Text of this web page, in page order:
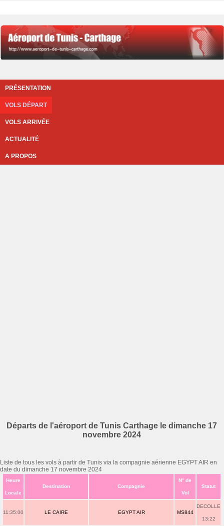
PRÉSENTATION
VOLS DÉPART
VOLS ARRIVÉE
ACTUALITÉ
A PROPOS
Départs de l'aéroport de Tunis Carthage le dimanche 17
novembre 2024
Liste de tous les vols à partir de Tunis via la compagnie aérienne EGYPT AIR en
date du dimanche 17 novembre 2024
Heure
Locale
Destination Compagnie
N° de
Vol
Statut
11:35:00 LE CAIRE EGYPT AIR MS844
DECOLLE
13:22